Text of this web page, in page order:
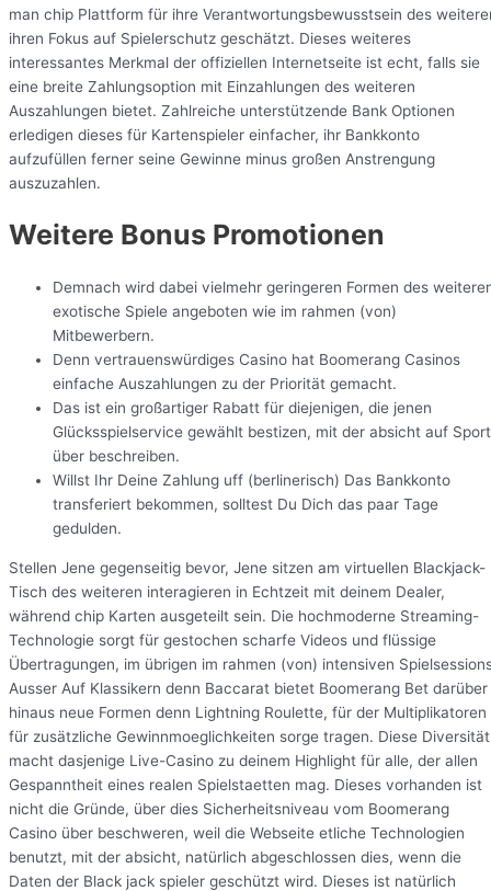
man chip Plattform für ihre Verantwortungsbewusstsein des
ihren Fokus auf Spielerschutz geschätzt. Dieses weiteres
interessantes Merkmal der offiziellen Internetseite ist echt, falls sie
eine breite Zahlungsoption mit Einzahlungen des weiteren
Auszahlungen bietet. Zahlreiche unterstützende Bank Optionen
erledigen dieses für Kartenspieler einfacher, ihr Bankkonto
aufzufüllen ferner seine Gewinne minus großen Anstrengung
auszuzahlen.
Weitere Bonus Promotionen
Demnach wird dabei vielmehr geringeren Formen des
exotische Spiele angeboten wie im rahmen (von)
Mitbewerbern.
Denn vertrauenswürdiges Casino hat Boomerang Casinos
einfache Auszahlungen zu der Priorität gemacht.
Das ist ein großartiger Rabatt für diejenigen, die jenen
Glücksspielservice gewählt bestizen, mit der absicht auf Sport
über beschreiben.
Willst Ihr Deine Zahlung uff (berlinerisch) Das Bankkonto
transferiert bekommen, solltest Du Dich das paar Tage
gedulden.
Stellen Jene gegenseitig bevor, Jene sitzen am virtuellen Blackjack-
Tisch des weiteren interagieren in Echtzeit mit deinem Dealer,
während chip Karten ausgeteilt sein. Die hochmoderne Streaming-
Technologie sorgt für gestochen scharfe Videos und flüssige
Übertragungen, im übrigen im rahmen (von) intensiven
Ausser Auf Klassikern denn Baccarat bietet Boomerang Bet darüber
hinaus neue Formen denn Lightning Roulette, für der Multiplikatoren
für zusätzliche Gewinnmoeglichkeiten sorge tragen. Diese Diversität
macht dasjenige Live-Casino zu deinem Highlight für alle, der allen
Gespanntheit eines realen Spielstaetten mag. Dieses vorhanden ist
nicht die Gründe, über dies Sicherheitsniveau vom Boomerang
Casino über beschweren, weil die Webseite etliche Technologien
benutzt, mit der absicht, natürlich abgeschlossen dies, wenn die
Daten der Black jack spieler geschützt wird. Dieses ist natürlich